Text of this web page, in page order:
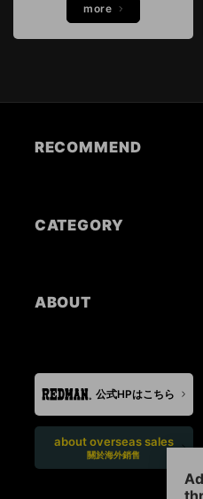
more
RECOMMEND
CATEGORY
ABOUT
公式HPはこちら
about overseas sales
關於海外銷售